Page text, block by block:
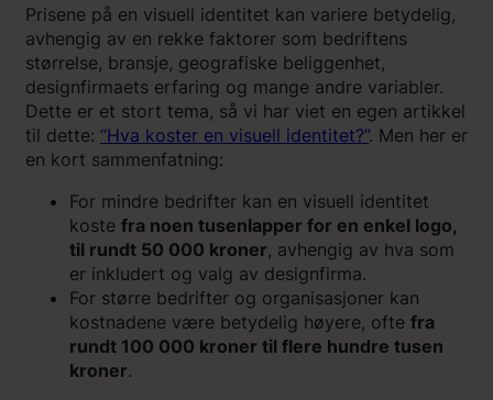
Prisene på en visuell identitet kan variere betydelig,
avhengig av en rekke faktorer som bedriftens
størrelse, bransje, geografiske beliggenhet,
designfirmaets erfaring og mange andre variabler.
Dette er et stort tema, så vi har viet en egen artikkel
til dette: “Hva koster en visuell identitet?”. Men her er
en kort sammenfatning:
For mindre bedrifter kan en visuell identitet
koste fra noen tusenlapper for en enkel logo,
til rundt 50 000 kroner, avhengig av hva som
er inkludert og valg av designfirma.
For større bedrifter og organisasjoner kan
kostnadene være betydelig høyere, ofte fra
rundt 100 000 kroner til flere hundre tusen
kroner.